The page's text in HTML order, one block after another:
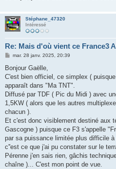
Stéphane_47320
Intéressé
Re: Mais d'où vient ce France3
M
s
a
g
e
mar. 28 janv. 2025, 20:39
Bonjour Gaëlle,
C'est bien officiel, ce simplex (
apparaît dans "Ma TNT".
Diffusé par TDF ( Pic du Midi ) avec
1,5KW ( alors que les autres
chacun ).
Et c'est donc visiblement destiné aux
Gascogne ) puisque ce F3 s'appelle
par sa puissance limitée plus difficile
c''est ce que j'ai pu constater sur le
Pérenne j'en sais rien, gâchis
chaîne )... C'est mon point de vue.